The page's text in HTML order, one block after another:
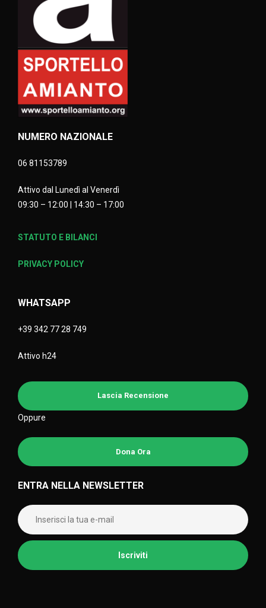
NUMERO NAZIONALE
06 81153789
Attivo dal Lunedì al Venerdì
09:30 – 12:00 | 14:30 – 17:00
STATUTO E BILANCI
PRIVACY POLICY
WHATSAPP
+39 342 77 28 749
Attivo h24
Lascia Recensione
Oppure
Dona Ora
ENTRA NELLA NEWSLETTER